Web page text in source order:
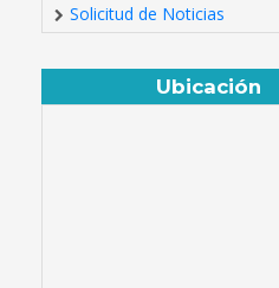
Solicitud de Noticias
Ubicación